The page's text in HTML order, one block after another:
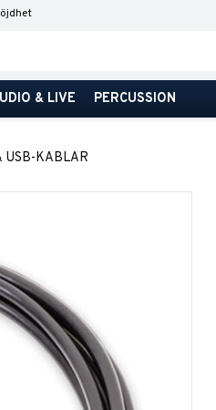
& LIVE PERCUSSION
USB-KABLAR